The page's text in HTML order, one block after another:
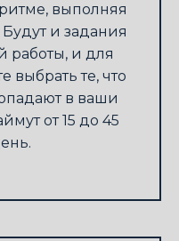
выполняя
и задания
работы, и для
выбрать те, что
в ваши
от 15 до 45